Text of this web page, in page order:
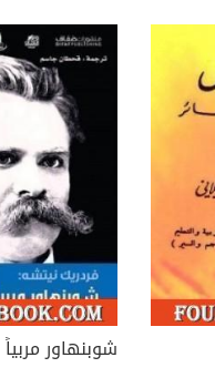
شوبنهاور مربياً